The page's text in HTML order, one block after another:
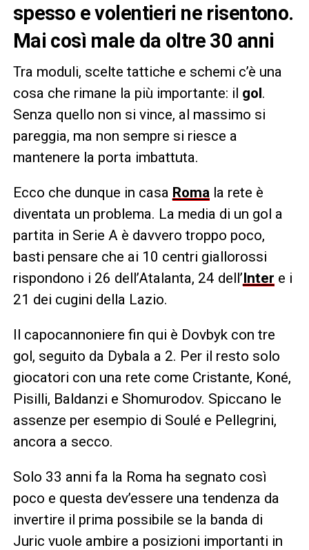
spesso e volentieri ne risentono.
Mai così male da oltre 30 anni
Tra moduli, scelte tattiche e schemi c’è una
cosa che rimane la più importante: il gol.
Senza quello non si vince, al massimo si
pareggia, ma non sempre si riesce a
mantenere la porta imbattuta.
Ecco che dunque in casa Roma la rete è
diventata un problema. La media di un gol a
partita in Serie A è davvero troppo poco,
basti pensare che ai 10 centri giallorossi
rispondono i 26 dell’Atalanta, 24 dell’Inter e i
21 dei cugini della Lazio.
Il capocannoniere fin qui è Dovbyk con tre
gol, seguito da Dybala a 2. Per il resto solo
giocatori con una rete come Cristante, Koné,
Pisilli, Baldanzi e Shomurodov. Spiccano le
assenze per esempio di Soulé e Pellegrini,
ancora a secco.
Solo 33 anni fa la Roma ha segnato così
poco e questa dev’essere una tendenza da
invertire il prima possibile se la banda di
Juric vuole ambire a posizioni importanti in